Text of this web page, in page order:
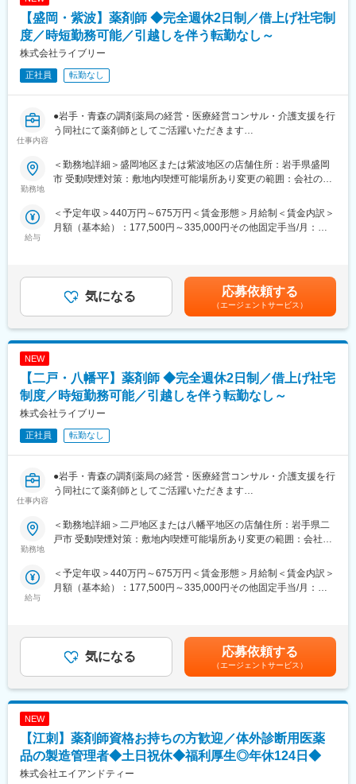
■同社の特徴：
在宅医療にも力を入れており、現在24店舗ですでに導入が進んで
います。訪問薬剤師としてご活躍いただくことも可能です。
■同社について：
めるものは薬局ごとに異なります。同社ではそれぞれの薬局が現
場に即した運営を独自にしていく方針をとっており、周辺の医療
ー仕様をはじめ訪れる方すべてが心地よくご利用いただける設備
の充実など、地域の人々に親しまれ、明るく和やかな拠点となる
でも頼りにされる“マイ薬局”を目指しています。
・同社では薬剤師を「地域医療の担い手」と位置づけ、継続的に
の研修とも併せて、スキルアップを目指します。さらに、各薬局
の研修室では外部講師による実践的な研修会も随時開催。最新の
医学・医療に関する豊富な知識を身につけたり、患者様とのより
深いコミュニケーション構築のために人間性を磨いたりしなが
ら、真のスペシャリストを育成していきます。
変更の範囲：会社の定める業務
【盛岡・紫波】薬剤師 ◆完全週休2日制／借上げ社宅制
度／時短勤務可能／引越しを伴う転勤なし～
株式会社ライブリー
正社員 転勤なし
仕事内容
●岩手・青森の調剤薬局の経営・医療経営コンサル・介護支援を行
う同社にて薬剤師としてご活躍いただきます
■業務詳細：
処方箋に基づく調剤をお願い致します。患者様との会話を通し
全般のご相談にも載っていただくなど、地域医療の担い手として
ご活躍いただけます。
ど、女性が働きやすい職場です。
■資格取得支援：
地域の「健康コンサルタント」を育てるべく、定期的な勉強会・
研修・e-ラーニングなどを実施しております。資格取得に向けて
■同社の特徴：
在宅医療にも力を入れており、現在24店舗ですでに導入が進んで
います。訪問薬剤師としてご活躍いただくことも可能です。
■同社について：
めるものは薬局ごとに異なります。同社ではそれぞれの薬局が現
場に即した運営を独自にしていく方針をとっており、周辺の医療
ー仕様をはじめ訪れる方すべてが心地よくご利用いただける設備
の充実など、地域の人々に親しまれ、明るく和やかな拠点となる
でも頼りにされる“マイ薬局”を目指しています。
・同社では薬剤師を「地域医療の担い手」と位置づけ、継続的に
の研修とも併せて、スキルアップを目指します。さらに、各薬局
の研修室では外部講師による実践的な研修会も随時開催。最新の
医学・医療に関する豊富な知識を身につけたり、患者様とのより
深いコミュニケーション構築のために人間性を磨いたりしなが
ら、真のスペシャリストを育成していきます。
変更の範囲：会社の定める業務
勤務地
＜勤務地詳細＞盛岡地区または紫波地区の店舗住所：岩手県盛岡
市 受動喫煙対策：敷地内喫煙可能場所あり変更の範囲：会社の定
給与
＜予定年収＞440万円～675万円＜賃金形態＞月給制＜賃金内訳＞
月額（基本給）：177,500円～335,000円その他固定手当/月：
残業手当＞有＜給与補足＞■昇給：年1回（6月）■賞与：年2回（6
月、12月）■職務手当：60,000円賃金はあくまでも目安の金額で
あり、選考を通じて上下する可能性があります。月給(月額)は固定
手当を含めた表記です。
気になる 応募依頼する
（エージェントサービス）
NEW
【二戸・八幡平】薬剤師 ◆完全週休2日制／借上げ社宅
制度／時短勤務可能／引越しを伴う転勤なし～
株式会社ライブリー
正社員 転勤なし
仕事内容
●岩手・青森の調剤薬局の経営・医療経営コンサル・介護支援を行
う同社にて薬剤師としてご活躍いただきます
■業務詳細：
処方箋に基づく調剤をお願い致します。患者様との会話を通し
全般のご相談にも載っていただくなど、地域医療の担い手として
ご活躍いただけます。
ど、女性が働きやすい職場です。
■資格取得支援：
地域の「健康コンサルタント」を育てるべく、定期的な勉強会・
研修・e-ラーニングなどを実施しております。資格取得に向けて
■同社の特徴：
在宅医療にも力を入れており、現在24店舗ですでに導入が進んで
います。訪問薬剤師としてご活躍いただくことも可能です。
勤務地
＜勤務地詳細＞二戸地区または八幡平地区の店舗住所：岩手県二
戸市 受動喫煙対策：敷地内喫煙可能場所あり変更の範囲：会社の
給与
＜予定年収＞440万円～675万円＜賃金形態＞月給制＜賃金内訳＞
月額（基本給）：177,500円～335,000円その他固定手当/月：
残業手当＞有＜給与補足＞■昇給：年1回（6月）■賞与：年2回（6
月、12月）■職務手当：60,000円賃金はあくまでも目安の金額で
あり、選考を通じて上下する可能性があります。月給(月額)は固定
手当を含めた表記です。
気になる 応募依頼する
（エージェントサービス）
NEW
【江刺】薬剤師資格お持ちの方歓迎／体外診断用医薬
品の製造管理者◆土日祝休◆福利厚生◎年休124日◆
株式会社エイアンドティー